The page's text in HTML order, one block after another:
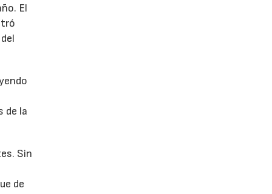
El
de la
Sin
de